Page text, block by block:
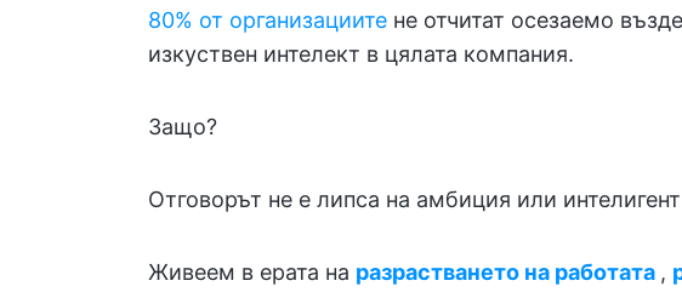
80% от организациите не отчитат осезаемо
изкуствен интелект в цялата компания.
Защо?
Отговорът не е липса на амбиция или
Живеем в ерата на разрастването на работата ,